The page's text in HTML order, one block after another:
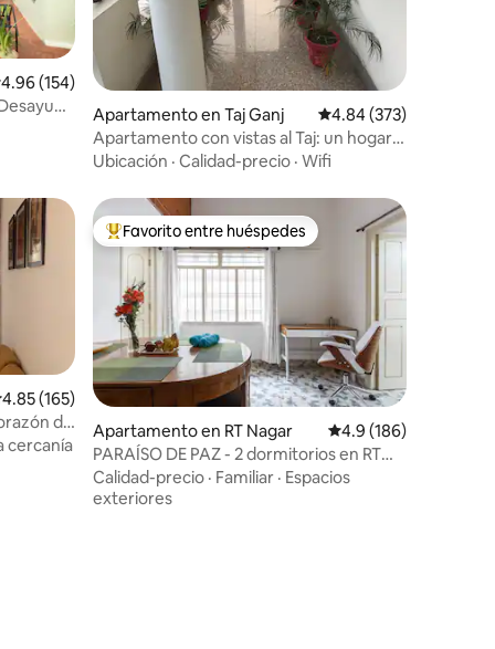
promedio: 4.96 de 5, 154 reseñas
4.96 (154)
Apartamento en Taj Ganj Calificación promedio:
4.84 (373)
Apartamento con vistas al Taj: un hogar
lejos de casa
Ubicación · Calidad-precio · Wifi
promedio: 4.85 de 5, 165 reseñas
4.85 (165)
de
cercanía
Favorito entre huéspedes preferido
Favorito entre huéspedes
Apartamento en RT Nagar Calificación
4.9 (186)
PARAÍSO DE PAZ - 2 dormitorios en RT
NAGAR
Calidad-precio · Familiar · Espacios
exteriores